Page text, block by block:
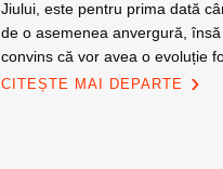
Jiului, este pentru prima dată
de o asemenea anvergură,
convins că vor avea o evoluție
CITEȘTE MAI DEPARTE